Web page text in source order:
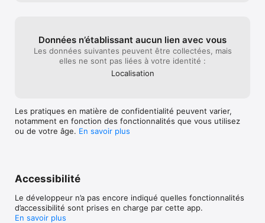
Données n’établissant aucun lien avec vous
Les données suivantes peuvent être collectées, mais
elles ne sont pas liées à votre identité :
Localisation
Les pratiques en matière de confidentialité peuvent varier,
notamment en fonction des fonctionnalités que vous utilisez
ou de votre âge. En savoir plus
Accessibilité
Le développeur n’a pas encore indiqué quelles fonctionnalités
d’accessibilité sont prises en charge par cette app.
En savoir plus